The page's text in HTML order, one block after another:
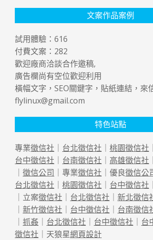
文案作品案例
試用體驗： 616
付費文案： 282
歡迎廠商洽談合作邀稿,
廣告欄尚有空位歡迎利用
橫幅文字，SEO關鍵字，貼紙連結，來
flylinux@gmail.com
特色站點
專業徵信社 ｜ 台北徵信社 ｜ 桃園徵信社 ｜
台中徵信社 ｜ 台南徵信社 ｜ 高雄徵信社
｜ 徵信公司 ｜專業徵信社 ｜優良徵信公
台北徵信社 ｜ 桃園徵信社 ｜ 台中徵信社
｜立案徵信社 ｜ 台北徵信社 ｜ 新北徵信
｜ 新竹徵信社 ｜ 台中徵信社 ｜ 台南徵信
｜ 抓姦 ｜ 台北徵信社 ｜ 台中徵信社 ｜ 台
徵信社 ｜天狼星網頁設計